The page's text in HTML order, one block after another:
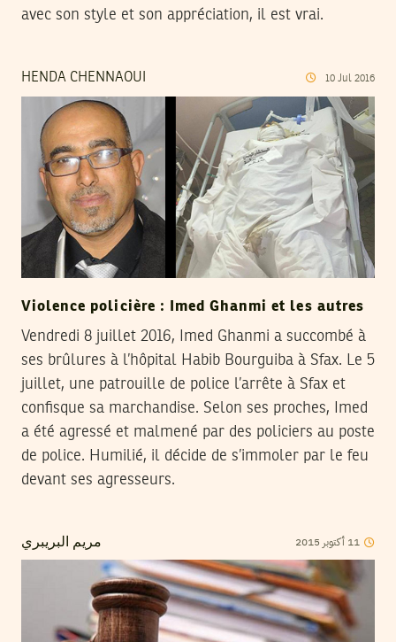
avec son style et son appréciation, il est vrai.
HENDA CHENNAOUI 10 Jul 2016
Violence policière : Imed Ghanmi et les autres
Vendredi 8 juillet 2016, Imed Ghanmi a succombé à
ses brûlures à l’hôpital Habib Bourguiba à Sfax. Le 5
juillet, une patrouille de police l’arrête à Sfax et
confisque sa marchandise. Selon ses proches, Imed
a été agressé et malmené par des policiers au poste
de police. Humilié, il décide de s’immoler par le feu
devant ses agresseurs.
مريم البريبري 11 أكتوبر 2015